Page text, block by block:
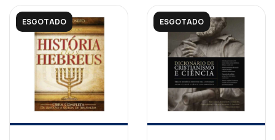
ESGOTADO ESGOTADO